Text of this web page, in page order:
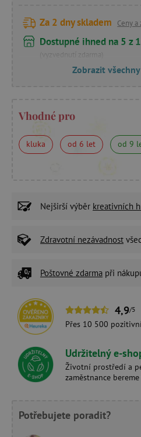
Za 2 dny skladem Ceny
Dostupné ihned na 5 z
(vyzvednutí zdarma)
Zobrazit
Vhodné pro
kluka od 6 let od 9
Nejširší výběr kreativních
Zdravotní nezávadnost
Poštovné zdarma při
4,9/5
Přes 10 500
Udržitelný e-
Životní prostředí a
zaměstnance bereme
Potřebujete poradit?